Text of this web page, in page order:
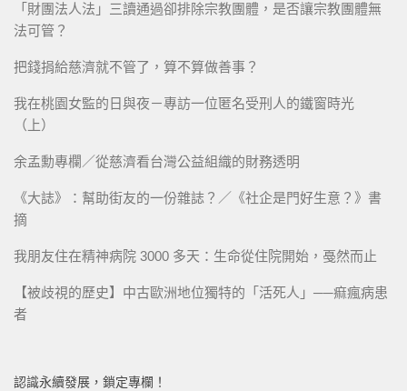
「財團法人法」三讀通過卻排除宗教團體，是否讓宗教團體無
法可管？
把錢捐給慈濟就不管了，算不算做善事？
我在桃園女監的日與夜－專訪一位匿名受刑人的鐵窗時光
（上）
余孟勳專欄／從慈濟看台灣公益組織的財務透明
《大誌》：幫助街友的一份雜誌？／《社企是門好生意？》書
摘
我朋友住在精神病院 3000 多天：生命從住院開始，戞然而止
【被歧視的歷史】中古歐洲地位獨特的「活死人」──痲瘋病患
者
認識永續發展，鎖定專欄！